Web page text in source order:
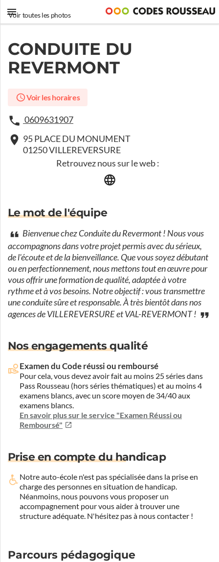
Voir toutes les photos
CONDUITE DU
REVERMONT
Voir les horaires
0609631907
95 PLACE DU MONUMENT
01250 VILLEREVERSURE
Retrouvez nous sur le web :
Le mot de l'équipe
Bienvenue chez Conduite du Revermont ! Nous vous
accompagnons dans votre projet permis avec du sérieux,
de l'écoute et de la bienveillance. Que vous soyez débutant
ou en perfectionnement, nous mettons tout en œuvre pour
vous offrir une formation de qualité, adaptée à votre
rythme et à vos besoins. Notre objectif : vous transmettre
une conduite sûre et responsable. À très bientôt dans nos
agences de VILLEREVERSURE et VAL-REVERMONT !
Nos engagements qualité
Examen du Code réussi ou remboursé
Pour cela, vous devez avoir fait au moins 25 séries dans
Pass Rousseau (hors séries thématiques) et au moins 4
examens blancs, avec un score moyen de 34/40 aux
examens blancs.
En savoir plus sur le service "Examen Réussi ou
Remboursé"
Prise en compte du handicap
Notre auto-école n'est pas spécialisée dans la prise en
charge des personnes en situation de handicap.
Néanmoins, nous pouvons vous proposer un
accompagnement pour vous aider à trouver une
structure adéquate. N'hésitez pas à nous contacter !
Parcours pédagogique